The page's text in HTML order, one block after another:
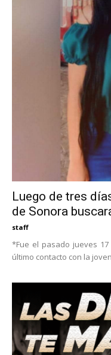
Luego de tres
de Sonora
staff
*Fue el pasado jueves
último contacto con la